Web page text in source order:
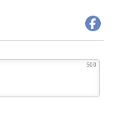
500